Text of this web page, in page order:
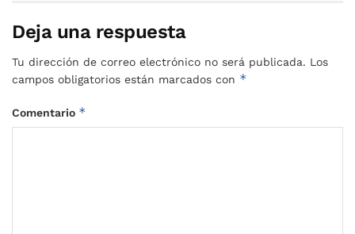
Deja una respuesta
Tu dirección de correo electrónico no será publicada. Los
campos obligatorios están marcados con *
Comentario *